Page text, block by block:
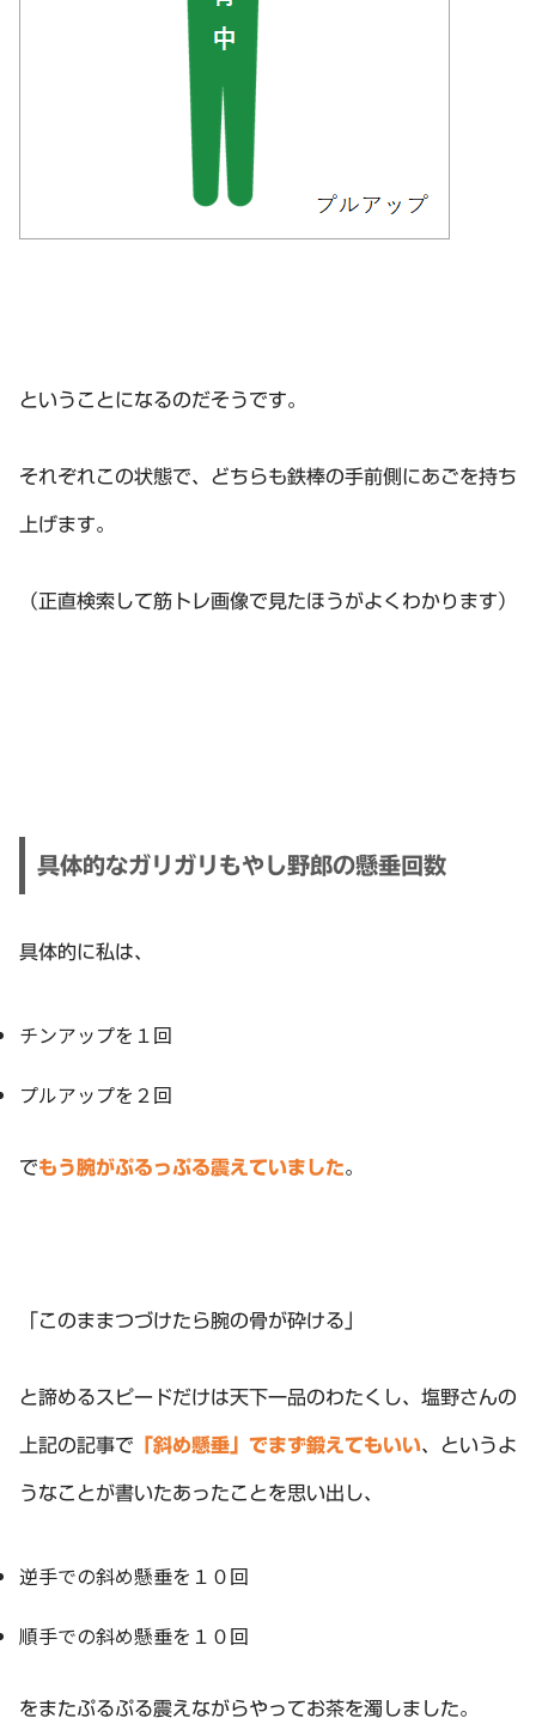
ということになるのだそうです。
それぞれこの状態で、どちらも鉄棒の手前側にあごを持ち
上げます。
（正直検索して筋トレ画像で見たほうがよくわかります）
具体的なガリガリもやし野郎の懸垂回数
具体的に私は、
チンアップを１回
プルアップを２回
でもう腕がぷるっぷる震えていました。
「このままつづけたら腕の骨が砕ける」
と諦めるスピードだけは天下一品のわたくし、塩野さんの
上記の記事で 「斜め懸垂」でまず鍛えてもいい、というよ
うなことが書いたあったことを思い出し、
逆手での斜め懸垂を１０回
順手での斜め懸垂を１０回
をまたぷるぷる震えながらやってお茶を濁しました。